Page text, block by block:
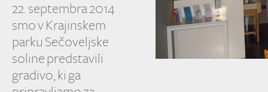
22. septembra 2014
smo v Krajinskem
parku Sečoveljske
soline predstavili
gradivo, ki ga